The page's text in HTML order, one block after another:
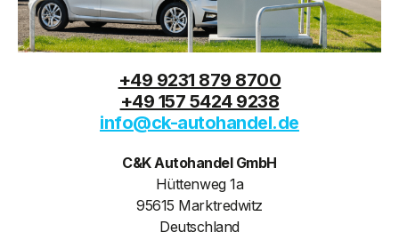
+49 9231 879 8700
+49 157 5424 9238
info@ck-autohandel.de
C&K Autohandel GmbH
Hüttenweg 1a
95615 Marktredwitz
Deutschland